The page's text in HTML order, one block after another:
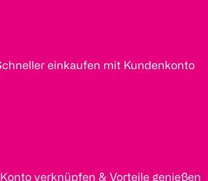
einkaufen mit Kundenkonto
verknüpfen & Vorteile genießen